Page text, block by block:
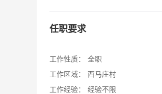
任职要求
工作性质：
全职
工作区域：
西马庄村
工作经验：
经验不限